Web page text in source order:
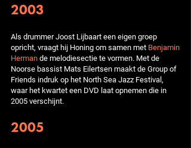
2003
Als drummer Joost Lijbaart een eigen groep
opricht, vraagt hij Honing om samen met Benjamin
Hermande melodiesectie te vormen. Met de
Noorse bassist Mats Eilertsen maakt de Group of
Friends indruk op het North Sea Jazz Festival,
waar het kwartet een DVD laat opnemen die in
2005 verschijnt.
2005